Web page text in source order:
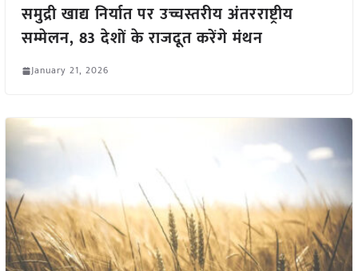
समुद्री खाद्य निर्यात पर उच्चस्तरीय अंतरराष्ट्रीय
सम्मेलन, 83 देशों के राजदूत करेंगे मंथन
January 21, 2026